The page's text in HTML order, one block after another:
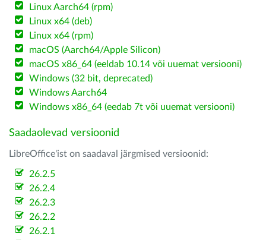
Linux Aarch64 (rpm)
Linux x64 (deb)
Linux x64 (rpm)
macOS (Aarch64/Apple Silicon)
macOS x86_64 (eeldab 10.14 või uuemat versiooni)
Windows (32 bit, deprecated)
Windows Aarch64
Windows x86_64 (eedab 7t või uuemat versiooni)
Saadaolevad versioonid
LibreOffice'ist on saadaval järgmised versioonid:
26.2.5
26.2.4
26.2.3
26.2.2
26.2.1